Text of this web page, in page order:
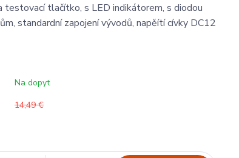
testovací tlačítko, s LED indikátorem, s diodou
standardní zapojení vývodů, napěítí cívky DC12
Na dopyt
14,49 €